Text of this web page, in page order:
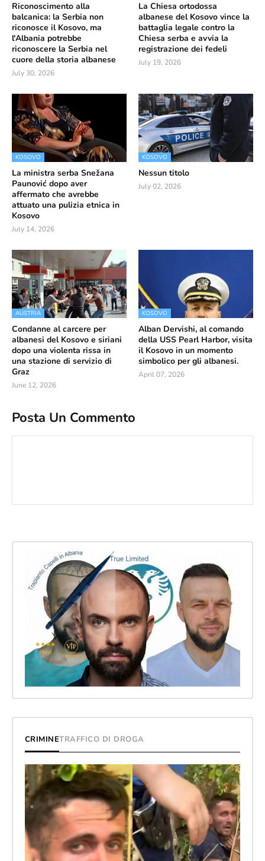
Riconoscimento alla
balcanica: la Serbia non
riconosce il Kosovo, ma
l'Albania potrebbe
riconoscere la Serbia nel
cuore della storia albanese
July 30, 2026
La Chiesa ortodossa
albanese del Kosovo vince la
battaglia legale contro la
Chiesa serba e avvia la
registrazione dei fedeli
July 19, 2026
KOSOVO
La ministra serba Snežana
Paunović dopo aver
affermato che avrebbe
attuato una pulizia etnica in
Kosovo
July 14, 2026
KOSOVO
Nessun titolo
July 02, 2026
AUSTRIA
Condanne al carcere per
albanesi del Kosovo e siriani
dopo una violenta rissa in
una stazione di servizio di
Graz
June 12, 2026
KOSOVO
Alban Dervishi, al comando
della USS Pearl Harbor, visita
il Kosovo in un momento
simbolico per gli albanesi.
April 07, 2026
Posta Un Commento
CRIMINETRAFFICO DI DROGA